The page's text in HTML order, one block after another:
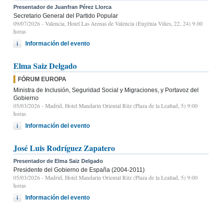
Presentador de Juanfran Pérez Llorca
Secretario General del Partido Popular
09/07/2026 - Valencia, Hotel Las Arenas de Valencia (Eugènia Viñes, 22, 24) 9.00
horas
Información del evento
Elma Saiz Delgado
FÓRUM EUROPA
Ministra de Inclusión, Seguridad Social y Migraciones, y Portavoz del
Gobierno
05/03/2026 - Madrid, Hotel Mandarin Oriental Ritz (Plaza de la Lealtad, 5) 9:00
horas
Información del evento
José Luis Rodríguez Zapatero
Presentador de Elma Saiz Delgado
Presidente del Gobierno de España (2004-2011)
05/03/2026 - Madrid, Hotel Mandarin Oriental Ritz (Plaza de la Lealtad, 5) 9:00
horas
Información del evento